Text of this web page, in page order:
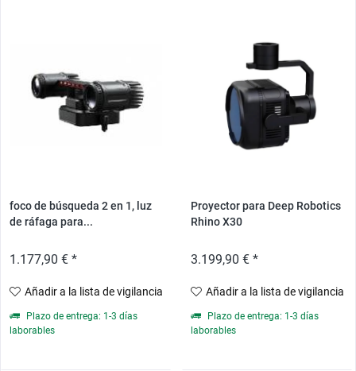
foco de búsqueda 2 en 1, luz
de ráfaga para...
1.177,90 € *
Añadir a la lista de vigilancia
Plazo de entrega: 1-3 días
laborables
Proyector para Deep Robotics
Rhino X30
3.199,90 € *
Añadir a la lista de vigilancia
Plazo de entrega: 1-3 días
laborables